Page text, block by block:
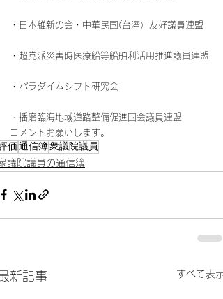
・日本維新の会・中華民国(台湾）友好議員連盟
・超党派災害時医療船等船舶利活用推進議員連盟
・パラダイムシフト研究会
・播磨臨海地域道路整備促進国会議員連盟
コメントお願いします。
価通信簿衆議院議員
議院議員の通信簿
新記事 すべて表示